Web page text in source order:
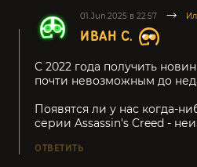
01.Jun.2025 в 22:57
ИВАН С.
С 2022 года получить
почти невозможным до
Появятся ли у нас когда-
серии Assassin's Creed -
ОТВЕТИТЬ